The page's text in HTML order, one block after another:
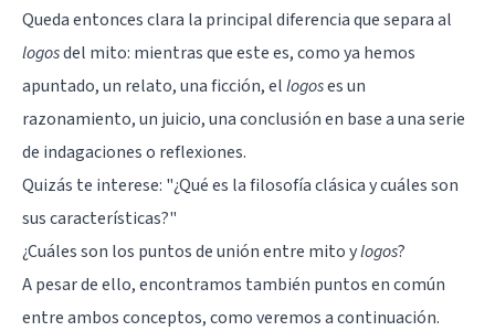
Queda entonces clara la principal diferencia que separa al
logosdel mito: mientras que este es, como ya hemos
apuntado, un relato, una ficción, ellogoses un
razonamiento, un juicio, una conclusión en base a una serie
de indagaciones o reflexiones.
Quizás te interese: "¿Qué es la filosofía clásica y cuáles son
sus características?"
¿Cuáles son los puntos de unión entre mito ylogos?
A pesar de ello, encontramos también puntos en común
entre ambos conceptos, como veremos a continuación.